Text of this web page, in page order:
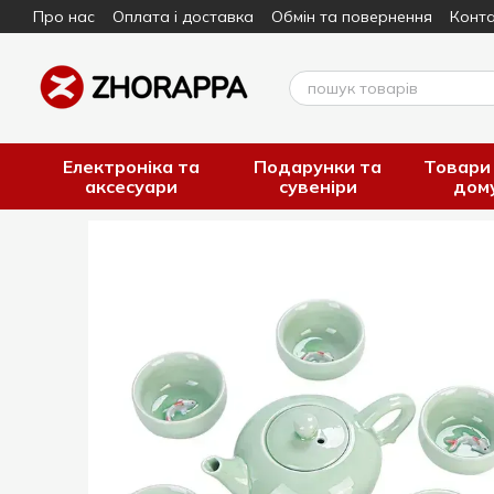
Перейти до основного контенту
Про нас Оплата і доставка Обмін та повернення
Електроніка та
аксесуари
Подарунки та
сувеніри